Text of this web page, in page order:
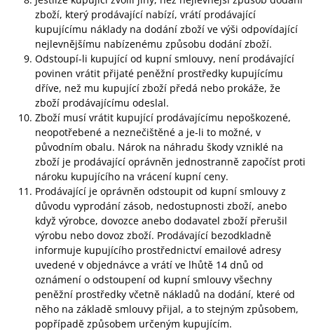
zboží, který prodávající nabízí, vrátí prodávající
kupujícímu náklady na dodání zboží ve výši odpovídající
nejlevnějšímu nabízenému způsobu dodání zboží.
Odstoupí-li kupující od kupní smlouvy, není prodávající
povinen vrátit přijaté peněžní prostředky kupujícímu
dříve, než mu kupující zboží předá nebo prokáže, že
zboží prodávajícímu odeslal.
Zboží musí vrátit kupující prodávajícímu nepoškozené,
neopotřebené a neznečištěné a je-li to možné, v
původním obalu. Nárok na náhradu škody vzniklé na
zboží je prodávající oprávněn jednostranně započíst proti
nároku kupujícího na vrácení kupní ceny.
Prodávající je oprávněn odstoupit od kupní smlouvy z
důvodu vyprodání zásob, nedostupnosti zboží, anebo
když výrobce, dovozce anebo dodavatel zboží přerušil
výrobu nebo dovoz zboží. Prodávající bezodkladně
informuje kupujícího prostřednictví emailové adresy
uvedené v objednávce a vrátí ve lhůtě 14 dnů od
oznámení o odstoupení od kupní smlouvy všechny
peněžní prostředky včetně nákladů na dodání, které od
něho na základě smlouvy přijal, a to stejným způsobem,
popřípadě způsobem určeným kupujícím.